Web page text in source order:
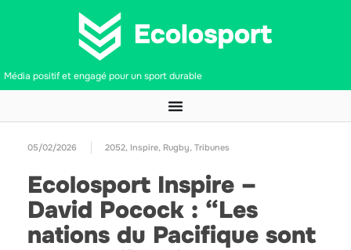
Média positif et engagé pour un sport durable
05/02/2026 2052, Inspire, Rugby, Tribunes
Ecolosport Inspire –
David Pocock : “Les
nations du Pacifique sont